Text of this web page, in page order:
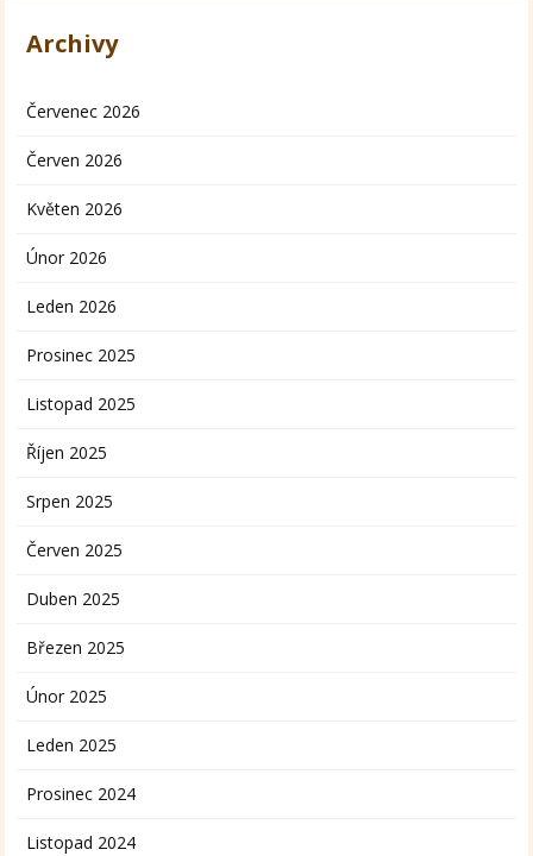
Archivy
Červenec 2026
Červen 2026
Květen 2026
Únor 2026
Leden 2026
Prosinec 2025
Listopad 2025
Říjen 2025
Srpen 2025
Červen 2025
Duben 2025
Březen 2025
Únor 2025
Leden 2025
Prosinec 2024
Listopad 2024